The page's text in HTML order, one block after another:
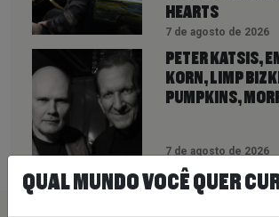
HEARTS
7 de agosto de 2026
PETER KATSIS,
KORN, LIMP
PUMPKINS,
7 de agosto de 2026
QUAL MUNDO VOCÊ QUER